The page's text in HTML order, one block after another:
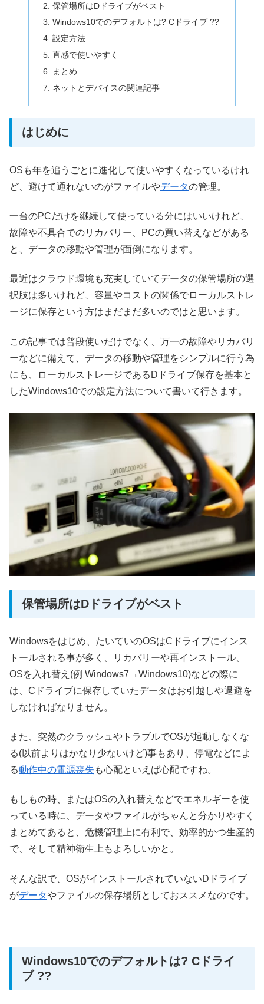
保管場所はDドライブがベスト
Windows10でのデフォルトは? Cドライブ ??
設定方法
直感で使いやすく
まとめ
ネットとデバイスの関連記事
はじめに
OSも年を追うごとに進化して使いやすくなっているけれ
ど、避けて通れないのがファイルやデータの管理。
一台のPCだけを継続して使っている分にはいいけれど、
故障や不具合でのリカバリー、PCの買い替えなどがある
と、データの移動や管理が面倒になります。
最近はクラウド環境も充実していてデータの保管場所の選
択肢は多いけれど、容量やコストの関係でローカルストレ
ージに保存という方はまだまだ多いのではと思います。
この記事では普段使いだけでなく、万一の故障やリカバリ
ーなどに備えて、データの移動や管理をシンプルに行う為
にも、ローカルストレージであるDドライブ保存を基本と
したWindows10での設定方法について書いて行きます。
保管場所はDドライブがベスト
Windowsをはじめ、たいていのOSはCドライブにインス
トールされる事が多く、リカバリーや再インストール、
OSを入れ替え(例 Windows7→Windows10)などの際に
は、Cドライブに保存していたデータはお引越しや退避を
しなければなりません。
また、突然のクラッシュやトラブルでOSが起動しなくな
る(以前よりはかなり少ないけど)事もあり、停電などによ
る動作中の電源喪失 も心配といえば心配ですね。
もしもの時、またはOSの入れ替えなどでエネルギーを使
っている時に、データやファイルがちゃんと分かりやすく
まとめてあると、危機管理上に有利で、効率的かつ生産的
で、そして精神衛生上もよろしいかと。
そんな訳で、OSがインストールされていないDドライブ
がデータやファイルの保存場所としておススメなのです。
Windows10でのデフォルトは? Cドライ
ブ ??